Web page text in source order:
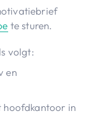
te sturen.
volgt:
en
hoofdkantoor in